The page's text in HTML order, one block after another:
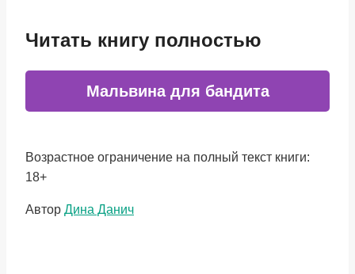
Читать книгу полностью
Мальвина для бандита
Возрастное ограничение на полный текст книги:
18+
Метки
Автор Дина Данич